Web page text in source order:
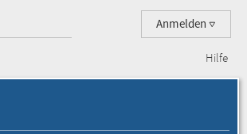
Anmelden
Hilfe